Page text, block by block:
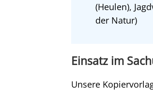
(Heulen),
der Natur)
Einsatz im
Unsere